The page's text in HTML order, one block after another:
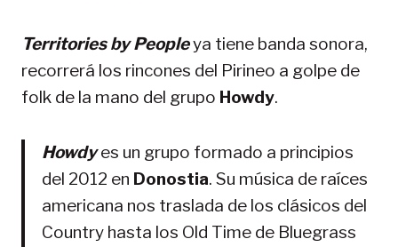
Territories by Peopleya tiene banda sonora,
recorrerá los rincones del Pirineo a golpe de
folk de la mano del grupo Howdy.
Howdy es un grupo formado a principios
del 2012 en Donostia. Su música de raíces
americana nos traslada de los clásicos del
Country hasta los Old Time de Bluegrass